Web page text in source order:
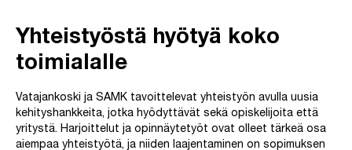
Yhteistyöstä hyötyä koko
toimialalle
Vatajankoski ja SAMK tavoittelevat yhteistyön avulla uusia
kehityshankkeita, jotka hyödyttävät sekä opiskelijoita että
yritystä. Harjoittelut ja opinnäytetyöt ovat olleet tärkeä osa
aiempaa yhteistyötä, ja niiden laajentaminen on sopimuksen